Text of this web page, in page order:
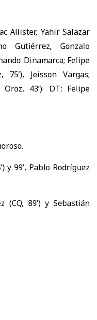
Allister, Yahir Salazar
Gutiérrez, Gonzalo
Dinamarca; Felipe
75’), Jeisson Vargas;
43’). DT: Felipe
y 99’, Pablo Rodríguez
(CQ, 89’) y Sebastián